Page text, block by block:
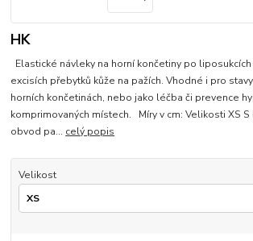
HK
Elastické návleky na horní končetiny po
excisích přebytků kůže na pažích. Vhodné i pro
horních končetinách, nebo jako léčba či prevence
komprimovaných místech. Míry v cm: Velikosti XS S
obvod pa... celý popis
Velikost